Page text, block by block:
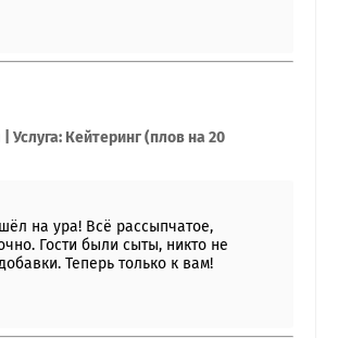
Услуга: Кейтеринг (плов на 20
на ура! Всё рассыпчатое,
Гости были сыты, никто не
Теперь только к вам!